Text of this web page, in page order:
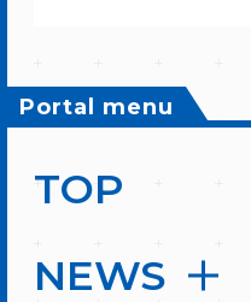
Portal menu
TOP
NEWS